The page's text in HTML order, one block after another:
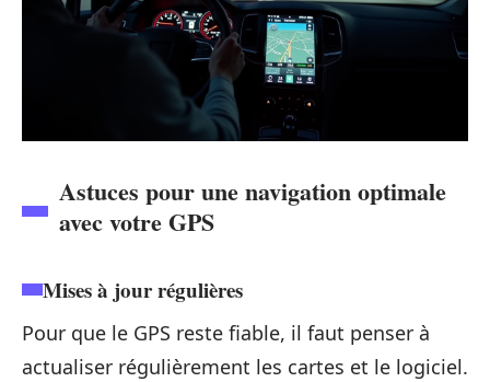
Astuces pour une navigation optimale
avec votre GPS
Mises à jour régulières
Pour que le GPS reste fiable, il faut penser à
actualiser régulièrement les cartes et le logiciel.